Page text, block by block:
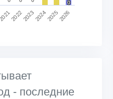
0
0
202120222023202420252026
- последние